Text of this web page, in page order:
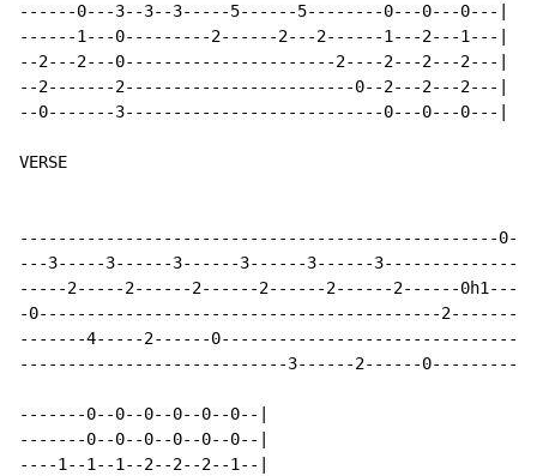
------0---3--3--3-----5------5--------0---0---0---|
------1---0---------2------2---2------1---2---1---|
--2---2---0----------------------2----2---2---2---|
--2-------2------------------------0--2---2---2---|
--0-------3---------------------------0---0---0---|
VERSE
--------------------------------------------------
---3-----3------3------3------3------3--------------
-----2-----2------2------2------2------2------
-0------------------------------------------
-------4-----2------
----------------------------3------2------
-------0--0--0--0--0--0--|
-------0--0--0--0--0--0--|
----1--1--1--2--2--2--1--|